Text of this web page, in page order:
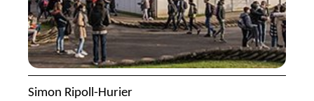
Simon Ripoll-Hurier